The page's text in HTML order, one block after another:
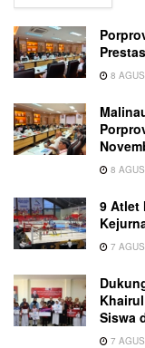
8
8
9 Atlet
7
Siswa
7